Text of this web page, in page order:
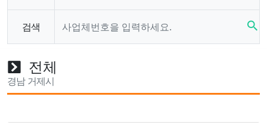
검색 search
전체
경남 거제시